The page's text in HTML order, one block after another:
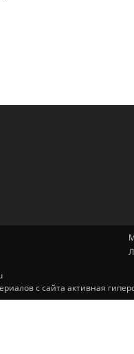
с сайта активная